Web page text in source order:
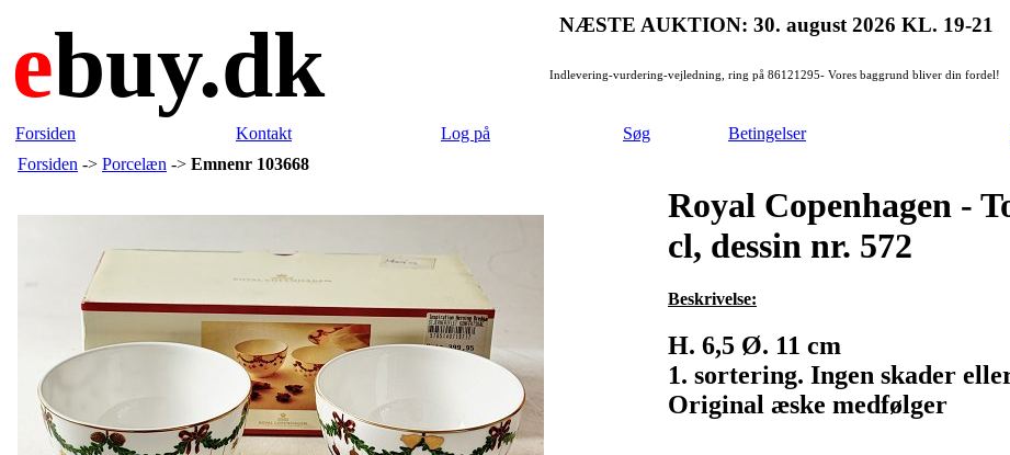
ebuy.dk NÆSTE AUKTION: 30. august 2026 KL. 19-21
Indlevering-vurdering-vejledning, ring på 86121295- Vores baggrund bliver din fordel!
Forsiden Kontakt Log på Søg Betingelser
Forsiden -> Porcelæn -> Emnenr 103668
Royal Copenhagen -
cl, dessin nr. 572
Beskrivelse:
H. 6,5 Ø. 11 cm
1. sortering. Ingen skader
Original æske medfølger